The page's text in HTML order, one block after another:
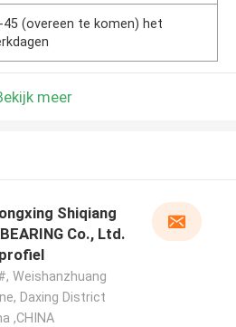
45 (overeen te komen) het
meer
Shiqiang
Co., Ltd.
Weishanzhuang
Daxing District
,CHINA